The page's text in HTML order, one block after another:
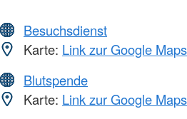
Besuchsdienst
Karte: Link zur Google
Blutspende
Karte: Link zur Google